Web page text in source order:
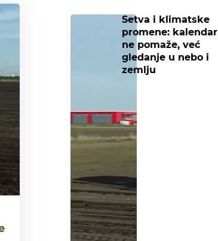
Setva i klimatske
promene: kalendar
ne pomaže, već
gledanje u nebo i
zemlju